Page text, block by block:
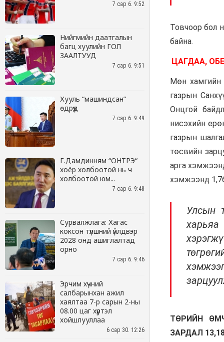
7 сар 6. 9:52
Нийгмийн даатгалын
багц хуулийн ГОЛ
ЗААЛТУУД
7 сар 6. 9:51
Хууль “машиндсан”
өдрүүд
7 сар 6. 9:49
Г.Дамдинням “ОНТРЭ“
хоёр холбоотой нь ч
холбоотой юм...
7 сар 6. 9:48
Сурвалжлага: Хагас
коксон түлшний үйлдвэр
2028 онд ашиглалтад
орно
7 сар 6. 9:46
Эрчим хүчний
салбарынхан ажил
хаялтаа 7-р сарын 2-ны
08.00 цаг хүртэл
хойшлууллаа
6 сар 30. 12:26